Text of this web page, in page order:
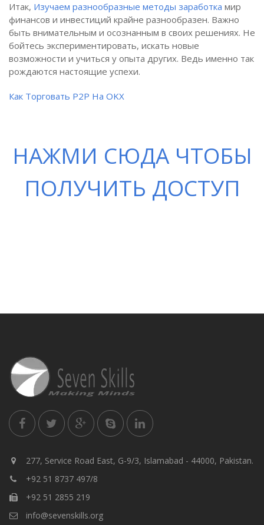
Итак, Изучаем разнообразные методы заработка мир
финансов и инвестиций крайне разнообразен. Важно
быть внимательным и осознанным в своих решениях. Не
бойтесь экспериментировать, искать новые
возможности и учиться у опыта других. Ведь именно так
рождаются настоящие успехи.
Как Торговать P2P На OKX
НАЖМИ СЮДА ЧТОБЫ
ПОЛУЧИТЬ ДОСТУП
277, Service Road East, G-9/3, Islamabad - 44000, Pakistan.
+92 51 8737 497/8
+92 51 2855 219
info@sevenskills.org